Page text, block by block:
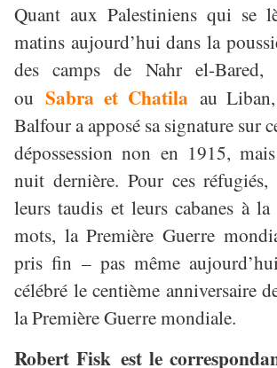
Quant aux Palestiniens qui se
matins aujourd’hui dans la
des camps de Nahr el-Bared,
ou Sabra et Chatilaau
Balfour a apposé sa signature sur
dépossession non en 1915,
nuit dernière. Pour ces
leurs taudis et leurs cabanes à la
mots, la Première Guerre
pris fin – pas même
célébré le centième anniversaire
la Première Guerre mondiale.
Robert Fisk est le